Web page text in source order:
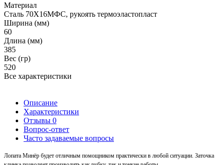
Материал
Сталь 70Х16МФС, рукоять термоэластопласт
Ширина (мм)
60
Длина (мм)
385
Вес (гр)
520
Все характеристики
Описание
Характеристики
Отзывы 0
Вопрос-ответ
Часто задаваемые вопросы
Лопата Минёр будет отличным помощником практически в любой ситуации. Заточка